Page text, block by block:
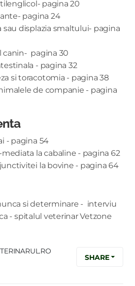
pagina 20
pagina 24
sau displazia smaltului- pagina
pagina 30
- pagina 32
si toracotomia - pagina 38
de companie - pagina
- pagina 54
la cabaline - pagina 62
la bovine - pagina 64
si determinare - interviu
- spitalul veterinar Vetzone
SHARE